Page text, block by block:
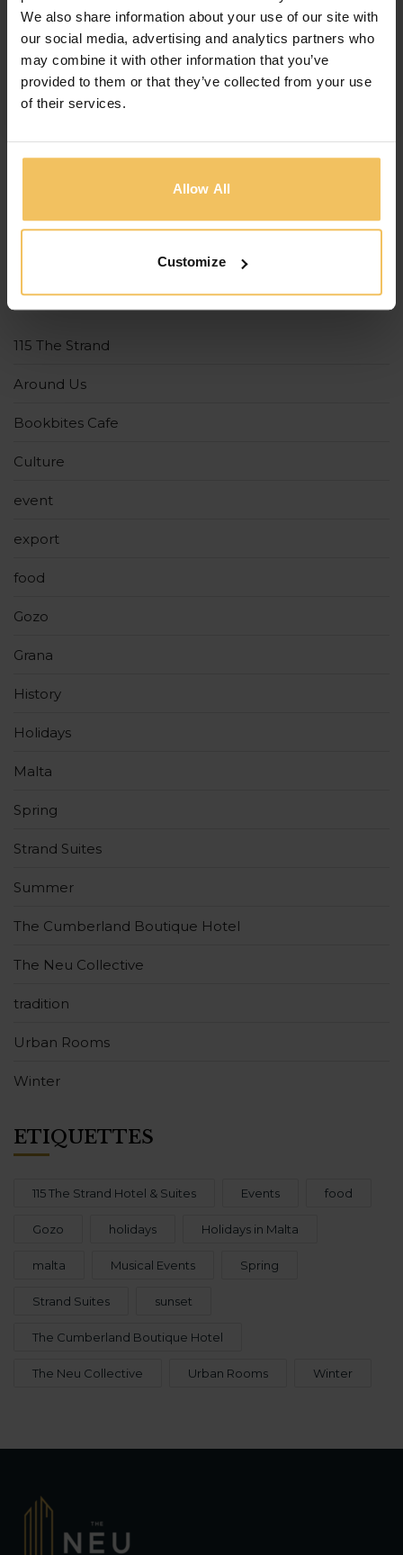
We also share information about your use of our site with
our social media, advertising and analytics partners who
may combine it with other information that you’ve
provided to them or that they’ve collected from your use
of their services.
Allow All
Customize
experiences, these events offer a perfect blend of
musical excellence and historical ambiance. Here’s
a guide to […]
CATÉGORIES
115 The Strand
Around Us
Bookbites Cafe
Culture
event
export
food
Gozo
Grana
History
Holidays
Malta
Spring
Strand Suites
Summer
The Cumberland Boutique Hotel
The Neu Collective
tradition
Urban Rooms
Winter
ÉTIQUETTES
115 The Strand Hotel & Suites Events food
Gozo holidays Holidays in Malta
malta Musical Events Spring
Strand Suites sunset
The Cumberland Boutique Hotel
The Neu Collective Urban Rooms Winter